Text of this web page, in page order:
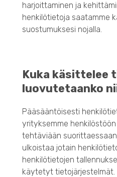
harjoittaminen ja
henkilötietoja saatamme
suostumuksesi nojalla.
Kuka käsittelee
luovutetaanko
Pääsääntöisesti
yrityksemme
tehtäviään
ulkoistaa jotain
henkilötietojen
käytetyt tietojärjestelmät.